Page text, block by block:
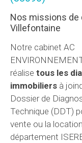
Nos missions de
Villefontaine
Notre cabinet AC
réalise tous les
immobiliers à
Dossier de
Technique (DDT)
vente ou la
département